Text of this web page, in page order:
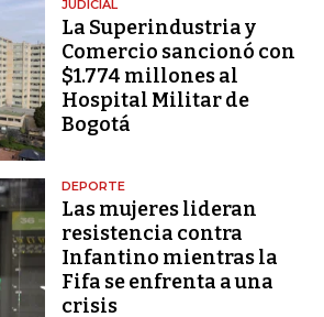
JUDICIAL
La Superindustria y
Comercio sancionó con
$1.774 millones al
Hospital Militar de
Bogotá
DEPORTE
Las mujeres lideran
resistencia contra
Infantino mientras la
Fifa se enfrenta a una
crisis